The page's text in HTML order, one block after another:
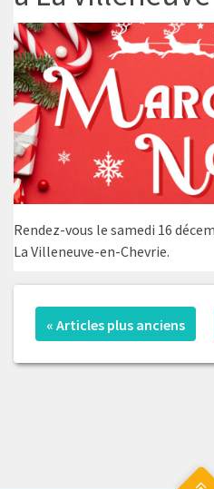
Rendez-vous le samedi 16
La Villeneuve-en-Chevrie.
« Articles plus anciens